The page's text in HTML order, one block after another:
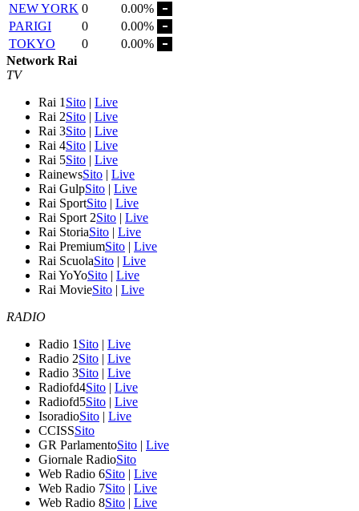
NEW YORK 0
0.00%
PARIGI
0
0.00%
TOKYO
0
0.00%
Network Rai
TV
Rai 1 Sito | Live
Rai 2Sito | Live
Rai 3Sito | Live
Rai 4Sito | Live
Rai 5Sito | Live
RainewsSito | Live
Rai GulpSito | Live
Rai SportSito | Live
Rai Sport 2Sito | Live
Rai StoriaSito | Live
Rai PremiumSito | Live
Rai ScuolaSito | Live
Rai YoYoSito | Live
Rai MovieSito | Live
RADIO
Radio 1 Sito | Live
Radio 2Sito | Live
Radio 3Sito | Live
Radiofd4Sito | Live
Radiofd5Sito | Live
IsoradioSito | Live
CCISSSito
GR ParlamentoSito | Live
Giornale RadioSito
Web Radio 6Sito | Live
Web Radio 7Sito | Live
Web Radio 8Sito | Live